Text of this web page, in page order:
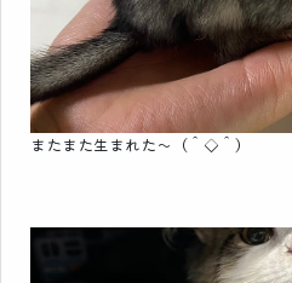
またまた生まれた～（＾◇＾）